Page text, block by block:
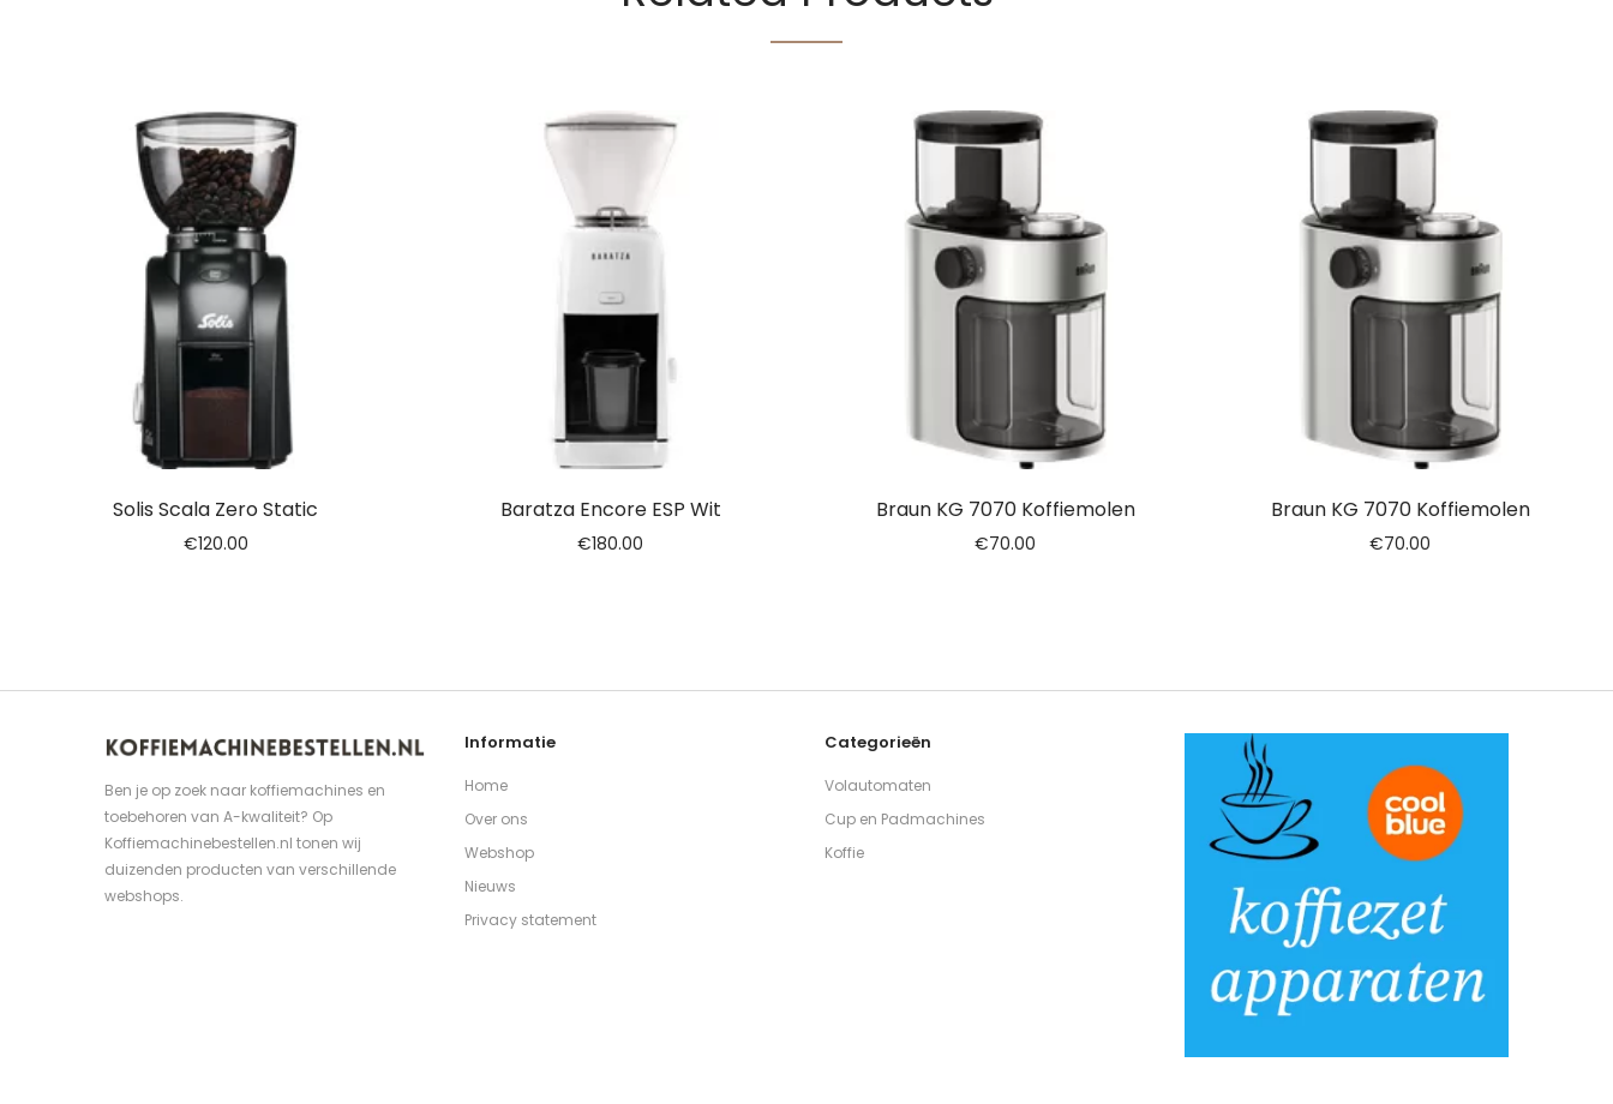
Solis Scala Zero Static
€120.00
Baratza Encore ESP Wit
€180.00
Braun KG 7070 Koffiemolen
€70.00
Braun KG 7070 Koffiemolen
€70.00
Ben je op zoek naar koffiemachines en
toebehoren van A-kwaliteit? Op
Koffiemachinebestellen.nl tonen wij
duizenden producten van verschillende
webshops.
Informatie
Home
Over ons
Webshop
Nieuws
Privacy statement
Categorieën
Volautomaten
Cup en Padmachines
Koffie